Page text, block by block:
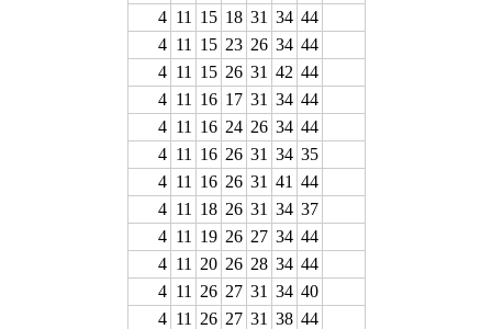
4 11 15 18 31 34 44
4 11 15 23 26 34 44
4 11 15 26 31 42 44
4 11 16 17 31 34 44
4 11 16 24 26 34 44
4 11 16 26 31 34 35
4 11 16 26 31 41 44
4 11 18 26 31 34 37
4 11 19 26 27 34 44
4 11 20 26 28 34 44
4 11 26 27 31 34 40
4 11 26 27 31 38 44